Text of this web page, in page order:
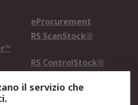
eProcurement
RS ScanStock®
RS ControlStock®
il servizio che